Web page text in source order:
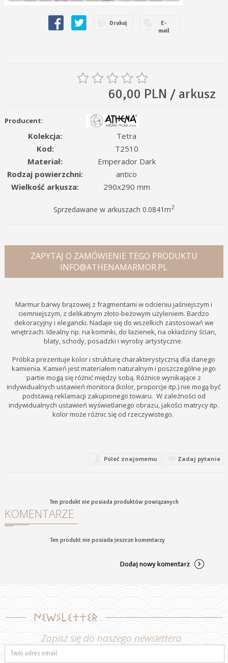
Drukuj
E-
mail
60,00 PLN / arkusz
Producent:
Kolekcja:
Tetra
Kod:
T2510
Materiał:
Emperador Dark
Rodzaj powierzchni:
antico
Wielkość arkusza:
290x290 mm
Sprzedawane w arkuszach 0.0841m2
ZAPYTAJ O ZAMÓWIENIE TEGO PRODUKTU
INFO@ATHENAMARMOR.PL
Marmur barwy brązowej z fragmentami w odcieniu jaśniejszym i
ciemniejszym, z delikatnym złoto-beżowym użyleniem. Bardzo
dekoracyjny i elegancki. Nadaje się do wszelkich zastosowań we
wnętrzach. Idealny np. na kominki, do łazienek, na okładziny ścian,
blaty, schody, posadzki i wyroby artystyczne.
Próbka prezentuje kolor i strukturę charakterystyczną dla danego
kamienia. Kamień jest materiałem naturalnym i poszczególne jego
partie mogą się różnić między sobą. Różnice wynikające z
indywidualnych ustawień monitora (kolor, proporcje itp.) nie mogą być
podstawą reklamacji zakupionego towaru. W zależności od
indywidualnych ustawień wyświetlanego obrazu, jakości matrycy itp.
kolor może różnic się od rzeczywistego.
Poleć znajomemu Zadaj pytanie
Ten produkt nie posiada produktów powiązanych
KOMENTARZE
Ten produkt nie posiada jeszcze komentarzy
Dodaj nowy komentarz
Newsletter
Zapisz się do naszego newslettera